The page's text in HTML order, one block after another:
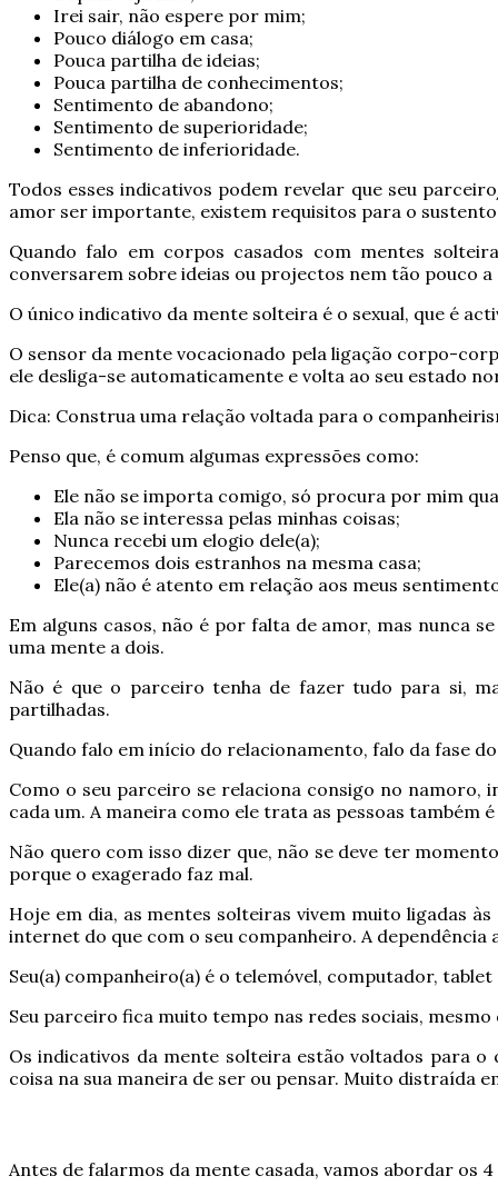
Irei sair, não espere por mim;
Pouco diálogo em casa;
Pouca partilha de ideias;
Pouca partilha de conhecimentos;
Sentimento de abandono;
Sentimento de superioridade;
Sentimento de inferioridade.
Todos esses indicativos podem revelar que seu
amor ser importante, existem requisitos para o
Quando falo em corpos casados com mentes
conversarem sobre ideias ou projectos nem tão pouco
O único indicativo da mente solteira é o sexual, que é
O sensor da mente vocacionado pela ligação corpo-
ele desliga-se automaticamente e volta ao seu estado
Dica: Construa uma relação voltada para o
Penso que, é comum algumas expressões como:
Ele não se importa comigo, só procura por mim
Ela não se interessa pelas minhas coisas;
Nunca recebi um elogio dele(a);
Parecemos dois estranhos na mesma casa;
Ele(a) não é atento em relação aos meus
Em alguns casos, não é por falta de amor, mas nunca
uma mente a dois.
Não é que o parceiro tenha de fazer tudo para si,
partilhadas.
Quando falo em início do relacionamento, falo da fase
Como o seu parceiro se relaciona consigo no
cada um. A maneira como ele trata as pessoas também
Não quero com isso dizer que, não se deve ter
porque o exagerado faz mal.
Hoje em dia, as mentes solteiras vivem muito ligadas
internet do que com o seu companheiro. A
Seu(a) companheiro(a) é o telemóvel, computador,
Seu parceiro fica muito tempo nas redes sociais,
Os indicativos da mente solteira estão voltados para
coisa na sua maneira de ser ou pensar. Muito distraída
Antes de falarmos da mente casada, vamos abordar